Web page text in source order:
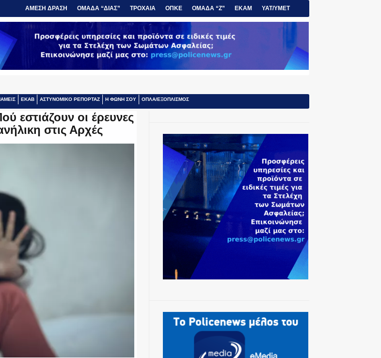
ΑΜΕΣΗ ΔΡΑΣΗ ΟΜΑΔΑ “ΔΙΑΣ” ΤΡΟΧΑΙΑ ΟΠΚΕ ΟΜΑΔΑ “Ζ” ΕΚΑΜ ΥΑΤ/ΥΜΕΤ
ΕΚΑΒ ΑΣΤΥΝΟΜΙΚΟ ΡΕΠΟΡΤΑΖ Η ΦΩΝΗ ΣΟΥ ΟΠΛΑ/ΕΞΟΠΛΙΣΜΟΣ
εστιάζουν οι έρευνες
στις Αρχές